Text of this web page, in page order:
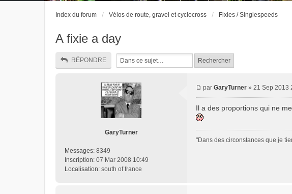
Index du forum Vélos de route, gravel et cyclocross Fixies / Singlespeeds
A fixie a day
RÉPONDRE
GaryTurner
Messages: 8349
Inscription: 07 Mar 2008 10:49
Localisation: south of france
par GaryTurner » 21 Sep 2013
Il a des proportions qui ne
"Dans des circonstances que je